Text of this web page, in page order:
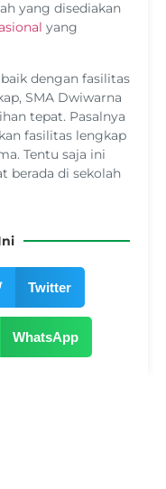
yang disediakan
yang
dengan fasilitas
SMA Dwiwarna
tepat. Pasalnya
fasilitas lengkap
Tentu saja ini
berada di sekolah
Twitter
WhatsApp